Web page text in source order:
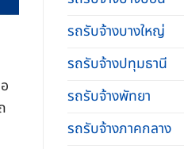
รถรับจ้างบางใหญ่
รถรับจ้างปทุมธานี
รถรับจ้างพัทยา
รถรับจ้างภาคกลาง